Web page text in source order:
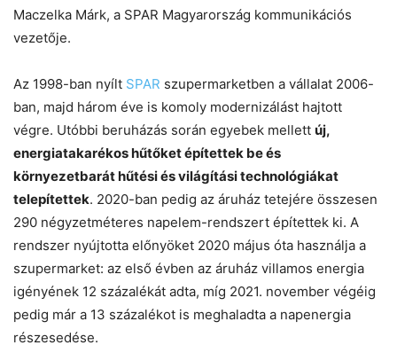
Maczelka Márk, a SPAR Magyarország kommunikációs
vezetője.
Az 1998-ban nyílt SPAR szupermarketben a vállalat 2006-
ban, majd három éve is komoly modernizálást hajtott
végre. Utóbbi beruházás során egyebek mellett új,
energiatakarékos hűtőket építettek be és
környezetbarát hűtési és világítási technológiákat
telepítettek. 2020-ban pedig az áruház tetejére összesen
290 négyzetméteres napelem-rendszert építettek ki. A
rendszer nyújtotta előnyöket 2020 május óta használja a
szupermarket: az első évben az áruház villamos energia
igényének 12 százalékát adta, míg 2021. november végéig
pedig már a 13 százalékot is meghaladta a napenergia
részesedése.